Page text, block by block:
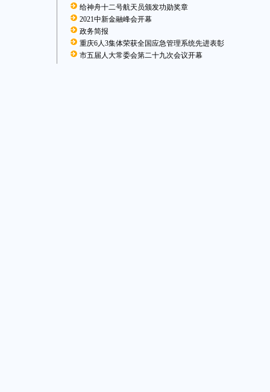
给神舟十二号航天员颁发功勋奖章
2021中新金融峰会开幕
政务简报
重庆6人3集体荣获全国应急管理系统先进表彰
市五届人大常委会第二十九次会议开幕